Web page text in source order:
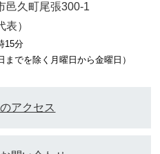
久町尾張300-1
）
15分
までを除く月曜日から金曜日）
アクセス